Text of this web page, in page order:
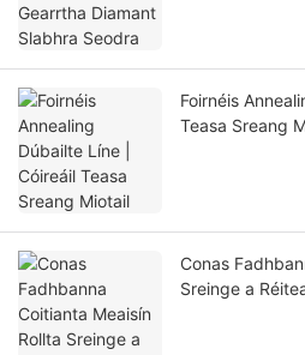
Foirnéis
Teasa Sreang
Conas
Sreinge a